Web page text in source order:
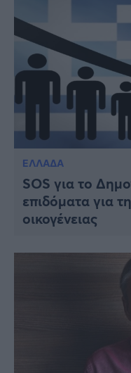
ΕΛΛΑΔΑ
SOS για το
επιδόματα για
οικογένειας